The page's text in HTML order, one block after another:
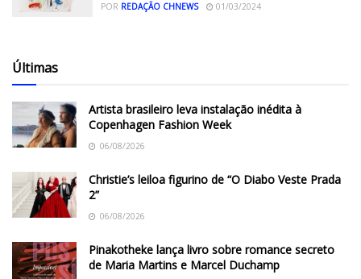
POR REDAÇÃO CHNEWS 01/03/2024
Últimas
Artista brasileiro leva instalação inédita à
Copenhagen Fashion Week
06/08/2026
Christie’s leiloa figurino de “O Diabo Veste Prada
2”
06/08/2026
Pinakotheke lança livro sobre romance secreto
de Maria Martins e Marcel Duchamp